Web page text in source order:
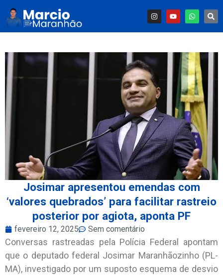
Josimar apresentou emendas com
‘valores quebrados’ para facilitar rastreio
posterior por agiota, aponta PF
fevereiro 12, 2025 Sem comentário
Conversas rastreadas pela Polícia Federal apontam
que o deputado federal Josimar Maranhãozinho (PL-
MA), investigado por um suposto esquema de desvio